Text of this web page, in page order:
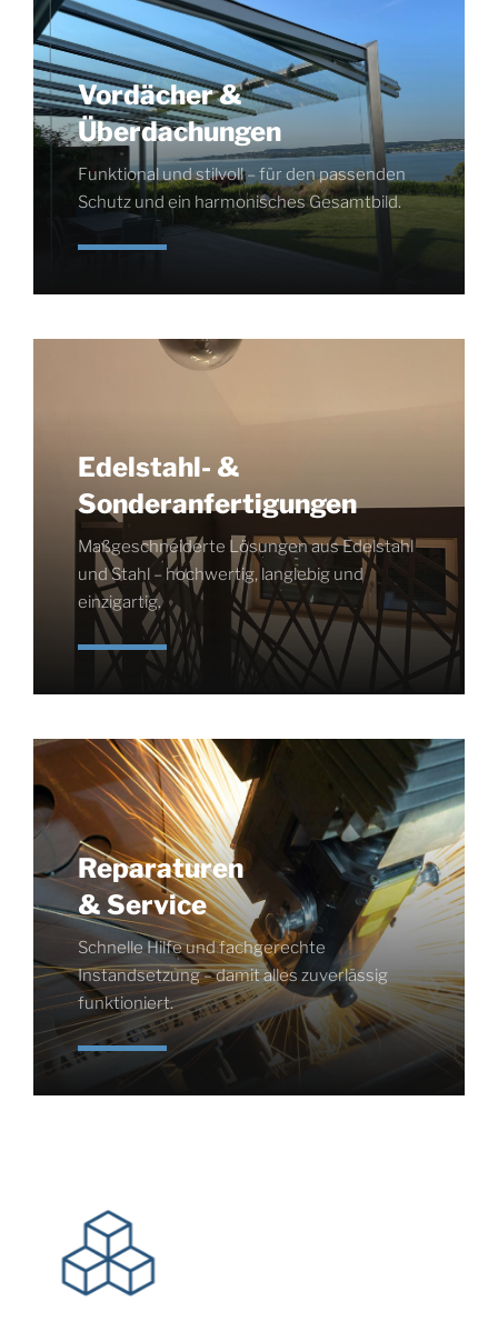
Vordächer &
Überdachungen
Funktional und stilvoll – für den passenden
Schutz und ein harmonisches Gesamtbild.
Edelstahl- &
Sonderanfertigungen
Maßgeschneiderte Lösungen aus Edelstahl
und Stahl – hochwertig, langlebig und
einzigartig.
Reparaturen
& Service
Schnelle Hilfe und fachgerechte
Instandsetzung – damit alles zuverlässig
funktioniert.